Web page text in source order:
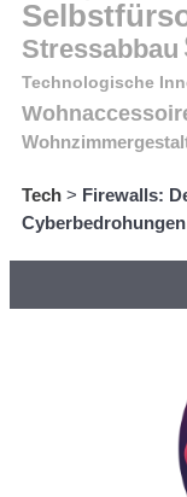
Stressabbau
Technologische
Tech > Firewalls:
Cyberbedrohungen